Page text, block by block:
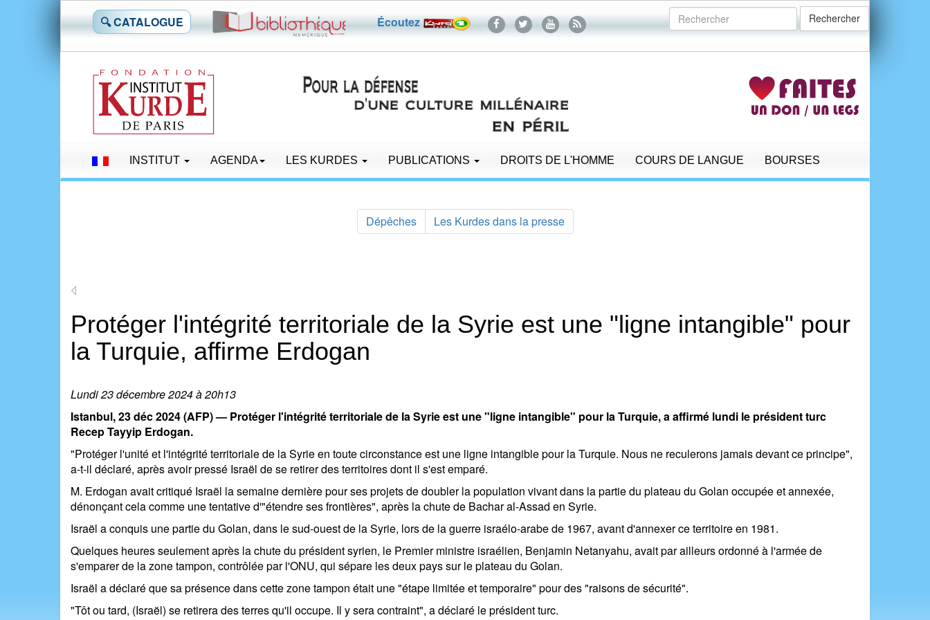
🔍 CATALOGUE Écoutez Rechercher
INSTITUT AGENDA LES KURDES PUBLICATIONS DROITS DE L'HOMME COURS DE LANGUE BOURSES
Dépêches Les Kurdes dans la presse
Protéger l'intégrité territoriale de la Syrie est une "ligne intangible" pour
la Turquie, affirme Erdogan
Lundi 23 décembre 2024 à 20h13
Istanbul, 23 déc 2024 (AFP) — Protéger l'intégrité territoriale de la Syrie est une "ligne intangible" pour la Turquie, a affirmé lundi le président turc
Recep Tayyip Erdogan.
"Protéger l'unité et l'intégrité territoriale de la Syrie en toute circonstance est une ligne intangible pour la Turquie. Nous ne reculerons jamais devant ce principe",
a-t-il déclaré, après avoir pressé Israël de se retirer des territoires dont il s'est emparé.
M. Erdogan avait critiqué Israël la semaine dernière pour ses projets de doubler la population vivant dans la partie du plateau du Golan occupée et annexée,
dénonçant cela comme une tentative d'"étendre ses frontières", après la chute de Bachar al-Assad en Syrie.
Israël a conquis une partie du Golan, dans le sud-ouest de la Syrie, lors de la guerre israélo-arabe de 1967, avant d'annexer ce territoire en 1981.
Quelques heures seulement après la chute du président syrien, le Premier ministre israélien, Benjamin Netanyahu, avait par ailleurs ordonné à l'armée de
s'emparer de la zone tampon, contrôlée par l'ONU, qui sépare les deux pays sur le plateau du Golan.
Israël a déclaré que sa présence dans cette zone tampon était une "étape limitée et temporaire" pour des "raisons de sécurité".
"Tôt ou tard, (Israël) se retirera des terres qu'il occupe. Il y sera contraint", a déclaré le président turc.